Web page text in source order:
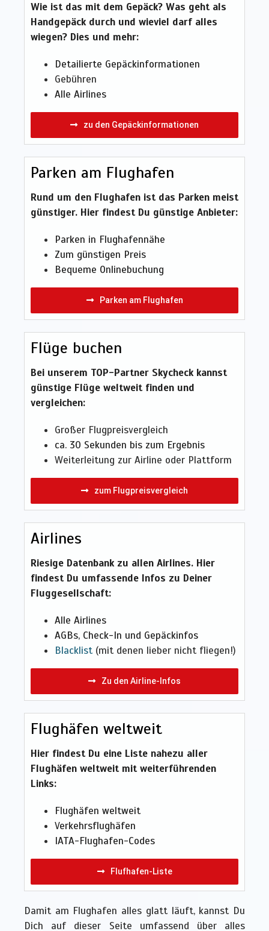
Wie ist das mit dem Gepäck? Was geht als
Handgepäck durch und wieviel darf alles
wiegen? Dies und mehr:
Detailierte Gepäckinformationen
Gebühren
Alle Airlines
zu den Gepäckinformationen
Parken am Flughafen
Rund um den Flughafen ist das Parken meist
günstiger. Hier findest Du günstige Anbieter:
Parken in Flughafennähe
Zum günstigen Preis
Bequeme Onlinebuchung
Parken am Flughafen
Flüge buchen
Bei unserem TOP-Partner Skycheck kannst
günstige Flüge weltweit finden und
vergleichen:
Großer Flugpreisvergleich
ca. 30 Sekunden bis zum Ergebnis
Weiterleitung zur Airline oder Plattform
zum Flugpreisvergleich
Airlines
Riesige Datenbank zu allen Airlines. Hier
findest Du umfassende Infos zu Deiner
Fluggesellschaft:
Alle Airlines
AGBs, Check-In und Gepäckinfos
Blacklist (mit denen lieber nicht fliegen!)
Zu den Airline-Infos
Flughäfen weltweit
Hier findest Du eine Liste nahezu aller
Flughäfen weltweit mit weiterführenden
Links:
Flughäfen weltweit
Verkehrsflughäfen
IATA-Flughafen-Codes
Flufhafen-Liste
Damit am Flughafen alles glatt läuft, kannst Du
Dich auf dieser Seite umfassend über alles